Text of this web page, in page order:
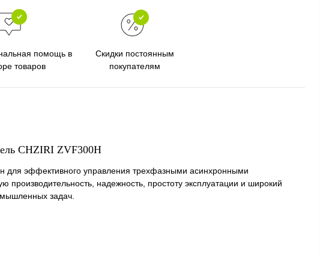
помощь в
товаров
Скидки постоянным
покупателям
CHZIRI ZVF300H
для эффективного управления трехфазными асинхронными
производительность, надежность, простоту эксплуатации и широкий
задач.